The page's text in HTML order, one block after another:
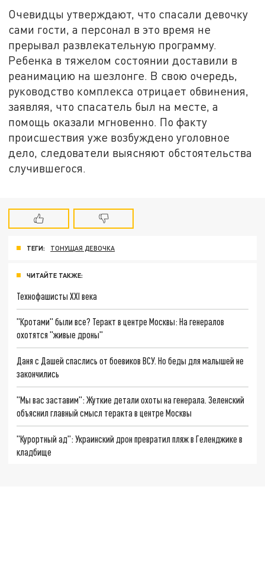
Очевидцы утверждают, что спасали девочку
сами гости, а персонал в это время не
прерывал развлекательную программу.
Ребенка в тяжелом состоянии доставили в
реанимацию на шезлонге. В свою очередь,
руководство комплекса отрицает обвинения,
заявляя, что спасатель был на месте, а
помощь оказали мгновенно. По факту
происшествия уже возбуждено уголовное
дело, следователи выясняют обстоятельства
случившегося.
ТЕГИ: ТОНУЩАЯ ДЕВОЧКА
ЧИТАЙТЕ ТАКЖЕ:
Технофашисты XXI века
"Кротами" были все? Теракт в центре Москвы: На генералов
охотятся "живые дроны"
Даня с Дашей спаслись от боевиков ВСУ. Но беды для малышей не
закончились
"Мы вас заставим": Жуткие детали охоты на генерала. Зеленский
объяснил главный смысл теракта в центре Москвы
"Курортный ад": Украинский дрон превратил пляж в Геленджике в
кладбище